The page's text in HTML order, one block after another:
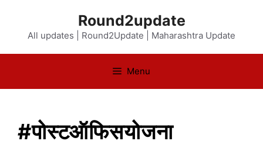
content
Round2update
All updates | Round2Update | Maharashtra Update
Menu
#पोस्टऑफिसयोजना